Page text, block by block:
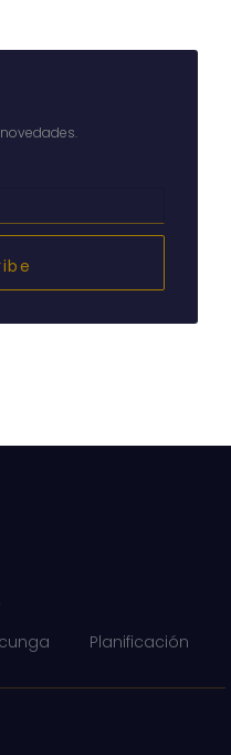
Planificación